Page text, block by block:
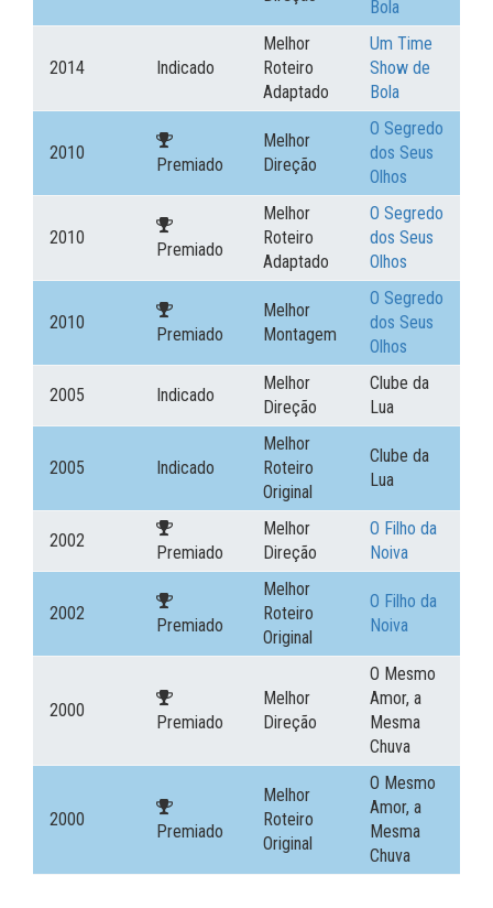
Bola
2014 Indicado
Melhor
Roteiro
Adaptado
Um Time
Show de
Bola
2010
Premiado
Melhor
Direção
O Segredo
dos Seus
Olhos
2010
Premiado
Melhor
Roteiro
Adaptado
O Segredo
dos Seus
Olhos
2010
Premiado
Melhor
Montagem
O Segredo
dos Seus
Olhos
2005 Indicado
Melhor
Direção
Clube da
Lua
2005 Indicado
Melhor
Roteiro
Original
Clube da
Lua
2002
Premiado
Melhor
Direção
O Filho da
Noiva
2002
Premiado
Melhor
Roteiro
Original
O Filho da
Noiva
2000
Premiado
Melhor
Direção
O Mesmo
Amor, a
Mesma
Chuva
2000
Premiado
Melhor
Roteiro
Original
O Mesmo
Amor, a
Mesma
Chuva